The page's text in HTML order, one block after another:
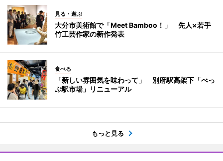
見る・遊ぶ
大分市美術館で「Meet Bamboo！」 先人×若手
竹工芸作家の新作発表
食べる
「新しい雰囲気を味わって」 別府駅高架下「べっ
ぷ駅市場」リニューアル
もっと見る